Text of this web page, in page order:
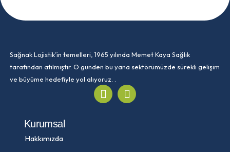
Sağnak Lojistik’in temelleri, 1965 yılında Memet Kaya Sağlık
tarafından atılmıştır. O günden bu yana sektörümüzde sürekli gelişim
ve büyüme hedefiyle yol alıyoruz. .
Kurumsal
Hakkımızda